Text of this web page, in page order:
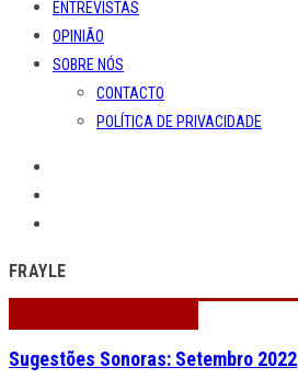
ENTREVISTAS
OPINIÃO
SOBRE NÓS
CONTACTO
POLÍTICA DE PRIVACIDADE
FRAYLE
Sugestões Sonoras: Setembro 2022